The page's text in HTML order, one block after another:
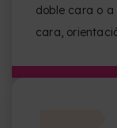
doble cara o
cara,